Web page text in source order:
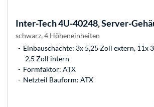
Inter-Tech4U-40248, Server-
schwarz, 4 Höheneinheiten
Einbauschächte: 3x 5,25 Zoll extern, 11x
2,5 Zoll intern
Formfaktor: ATX
Netzteil Bauform: ATX